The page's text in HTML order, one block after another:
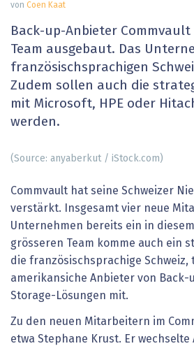
von Coen Kaat
Back-up-Anbieter
Team ausgebaut. Das
französischsprachigen
Zudem sollen auch die
mit Microsoft, HPE oder
werden.
(Source: anyaberkut / iStock.com)
Commvault hat seine Schweizer
verstärkt. Insgesamt vier neue
Unternehmen bereits ein in
grösseren Team komme auch ein
die französischsprachige Schweiz,
amerikansiche Anbieter von Back-
Storage-Lösungen mit.
Zu den neuen Mitarbeitern im
etwa Stephane Krust. Er wechselte